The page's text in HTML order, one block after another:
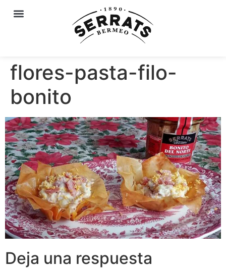
flores-pasta-filo-
bonito
Deja una respuesta